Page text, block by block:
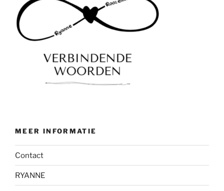
MEER INFORMATIE
Contact
RYANNE